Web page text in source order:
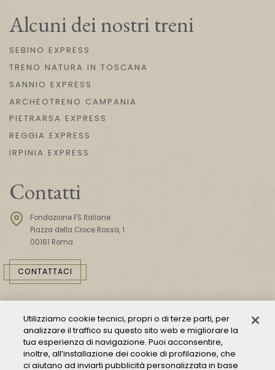
Alcuni dei nostri treni
SEBINO EXPRESS
TRENO NATURA IN TOSCANA
SANNIO EXPRESS
ARCHEOTRENO CAMPANIA
PIETRARSA EXPRESS
REGGIA EXPRESS
IRPINIA EXPRESS
Contatti
Fondazione FS Italiane
Piazza della Croce Rossa, 1
00161 Roma
CONTATTACI
Utilizziamo cookie tecnici, propri o di terze parti, per
analizzare il traffico su questo sito web e migliorare la
tua esperienza di navigazione. Puoi acconsentire,
inoltre, all’installazione dei cookie di profilazione, che
ci aiutano ad inviarti pubblicità personalizzata in base